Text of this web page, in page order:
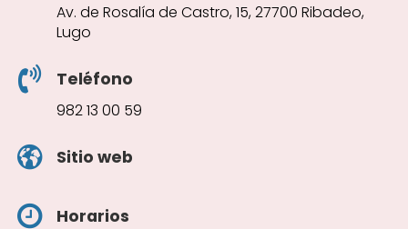
Av. de Rosalía de Castro, 15, 27700 Ribadeo,
Lugo
Teléfono
982 13 00 59
Sitio web
Horarios